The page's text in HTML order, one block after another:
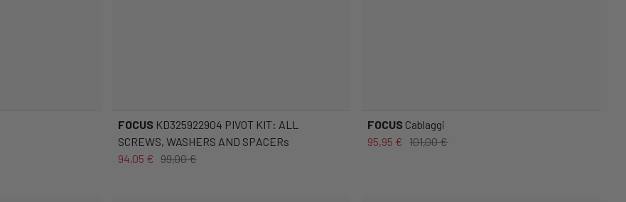
FOCUS KD325922904 PIVOT KIT: ALL
SCREWS, WASHERS AND SPACERs
94,05 € 99,00 €
FOCUS Cablaggi
95,95 € 101,00 €